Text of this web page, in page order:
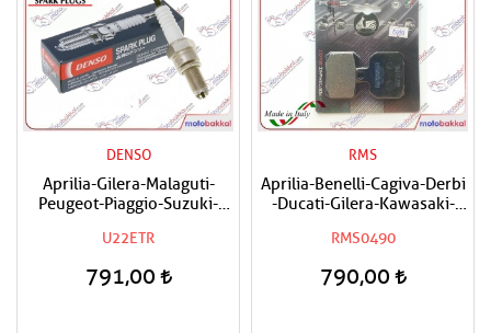
DENSO
Aprilia-Gilera-Malaguti-
Peugeot-Piaggio-Suzuki-
U22ETR
791,00
RMS
Aprilia-Benelli-Cagiva-Derbi
-Ducati-Gilera-Kawasaki-
Piaggio Uyumlu RMS
RMS0490
790,00